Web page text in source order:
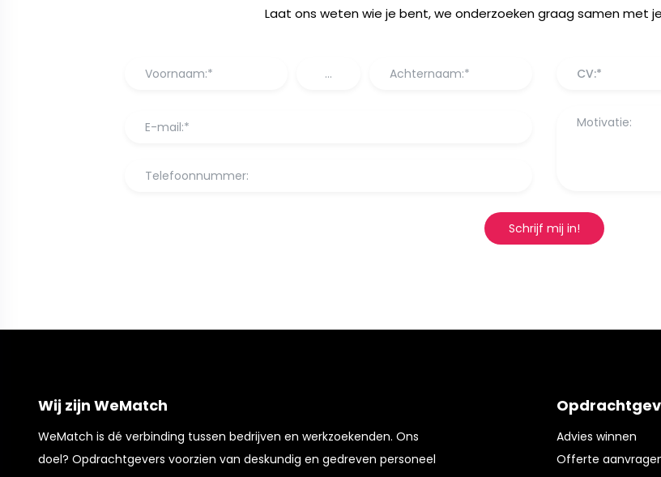
Laat ons weten wie je bent, we onderzoeken graag samen met
CV:*
Schrijf mij in!
Wij zijn WeMatch
WeMatch is dé verbinding tussen bedrijven en werkzoekenden. Ons
doel? Opdrachtgevers voorzien van deskundig en gedreven personeel
Advies winnen
Offerte